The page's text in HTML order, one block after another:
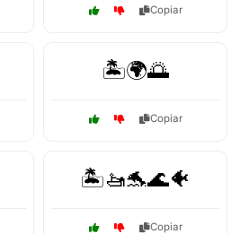
Copiar
🏝️🌍🌅
Copiar
🏝️🚤🐬🌊🐠
Copiar